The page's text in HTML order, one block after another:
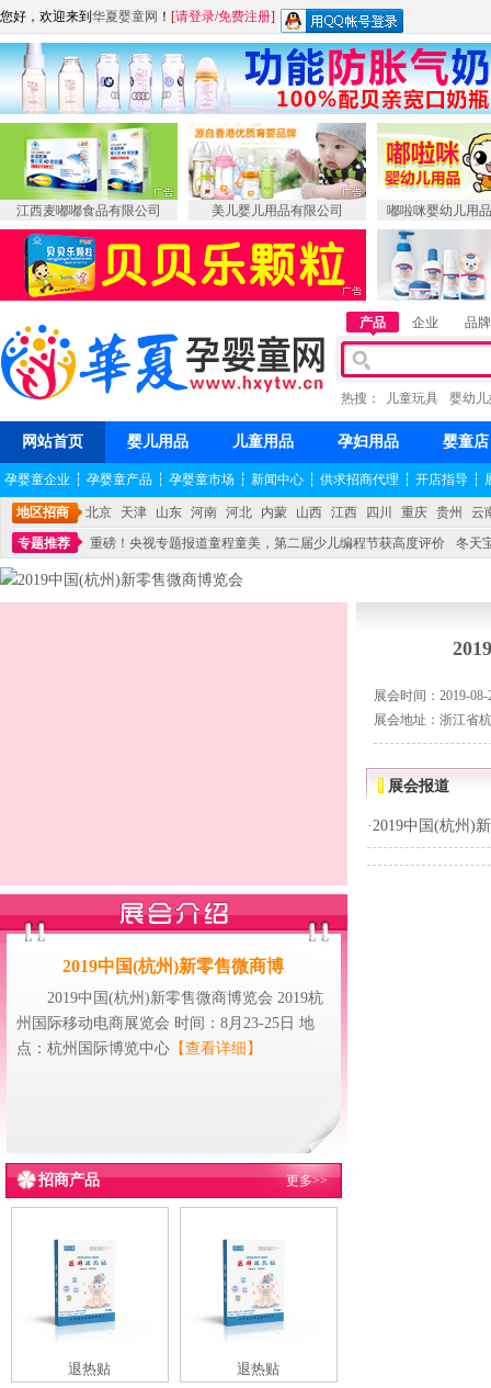
您好，欢迎来到 华夏婴童网 ！ [请登录/免费注册]
江西麦嘟嘟食品有限公司 美儿婴儿用品有限公司 嘟啦咪婴幼儿用
产品 企业 品牌
热搜： 儿童玩具 婴幼
网站首页 婴儿用品 儿童用品 孕妇用品 婴童店
孕婴童企业 ┆ 孕婴童产品 ┆ 孕婴童市场 ┆ 新闻中心 ┆ 供求招商代理 ┆ 开店指导 ┆
地区招商 北京 天津 山东 河南 河北 内蒙 山西 江西 四川 重庆 贵州
云
专题推荐
重磅！央视专题报道童程童美，第二届少儿编程节获高度评价
冬天
不能再单纯地销售产品,而要向增强服务转型,毕竟母婴产品比较特殊。”
2019中国(杭州)新零售微商博
2019中国(杭州)新零售微商博览会 2019杭
州国际移动电商展览会 时间：8月23-25日 地
点：杭州国际博览中心 【查看详细】
招商产品 更多>>
退热贴 退热贴
展会时间：2019-08-
展会地址：浙江省
展会报道
·2019中国(杭州)